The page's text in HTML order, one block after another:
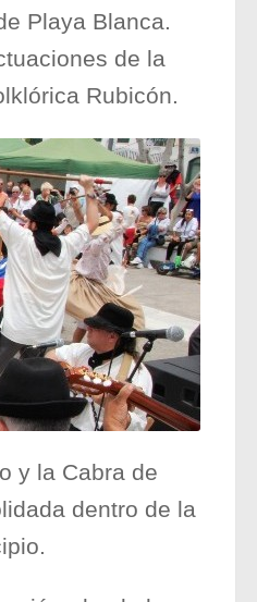
Playa Blanca.
de la
Rubicón.
y la Cabra de
dentro de la